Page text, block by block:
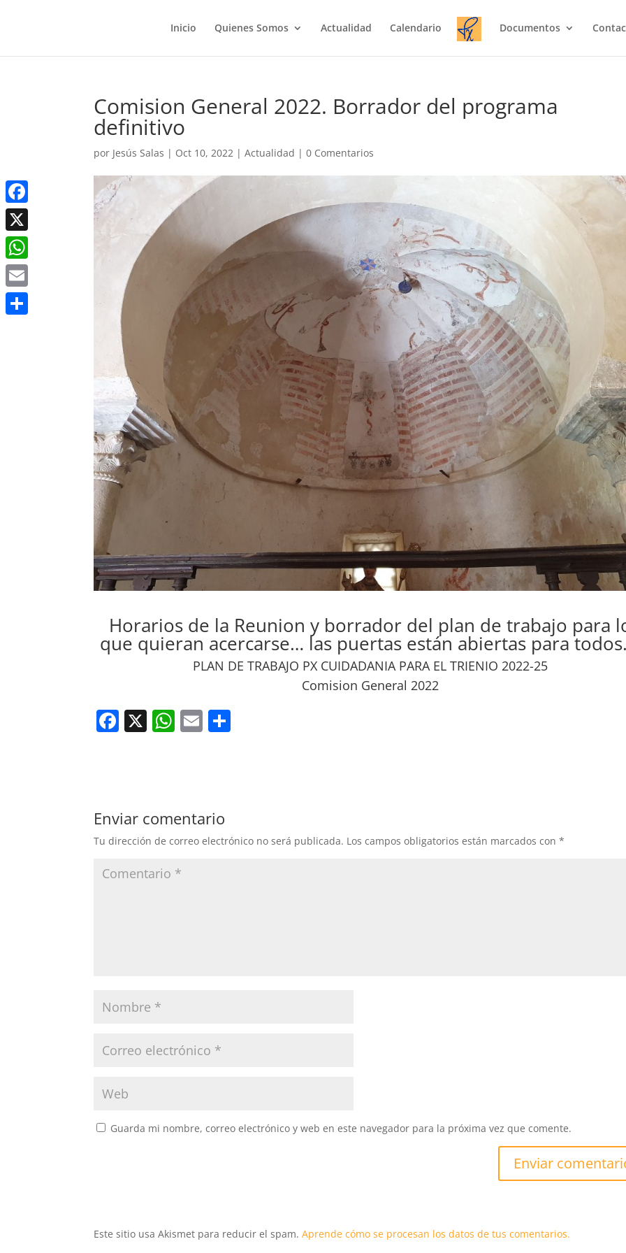
Inicio Quienes Somos Actualidad Calendario Documentos
Comision General 2022. Borrador del programa
definitivo
por Jesús Salas | Oct 10, 2022 |Actualidad |0 Comentarios
Horarios de la Reunion y borrador del plan de trabajo para
que quieran acercarse… las puertas están abiertas para
PLAN DE TRABAJO PX CUIDADANIA PARA EL TRIENIO 2022-25
Comision General 2022
F
b
o
o
k
X W
A
p
p
E
tir
Enviar comentario
Tu dirección de correo electrónico no será publicada. Los campos obligatorios están marcados con*
Guarda mi nombre, correo electrónico y web en este navegador para la próxima vez que comente.
Este sitio usa Akismet para reducir el spam.Aprende cómo se procesan los datos de tus comentarios.
Facebook
X
WhatsApp
Email